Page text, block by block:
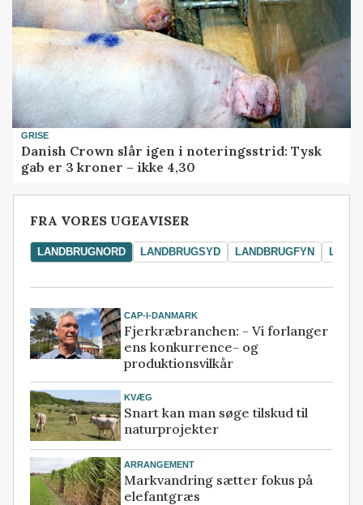
GRISE
Danish Crown slår igen i noteringsstrid: Tysk
gab er 3 kroner – ikke 4,30
FRA VORES UGEAVISER
LANDBRUGNORD LANDBRUGSYD LANDBRUGFYN
CAP-I-DANMARK
Fjerkræbranchen: - Vi forlanger
ens konkurrence- og
produktionsvilkår
KVÆG
Snart kan man søge tilskud til
naturprojekter
ARRANGEMENT
Markvandring sætter fokus på
elefantgræs